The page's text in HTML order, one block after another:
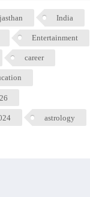
India
Entertainment
career
astrology